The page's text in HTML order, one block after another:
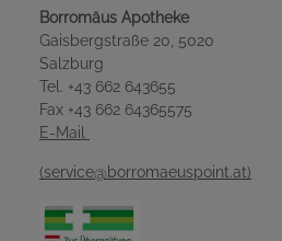
Borromäus Apotheke
Gaisbergstraße 20, 5020
Salzburg
Tel. +43 662 643655
Fax +43 662 64365575
E-Mail
(service@borromaeuspoint.at)